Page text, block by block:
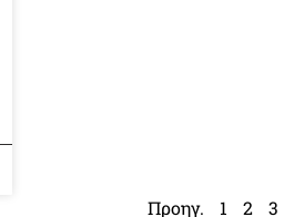
Προηγ. 1 2 3